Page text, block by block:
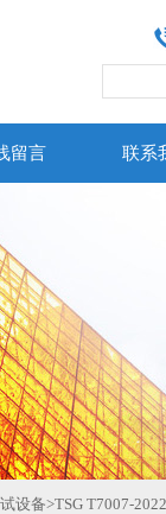
留言 联系
设备>TSG T7007-